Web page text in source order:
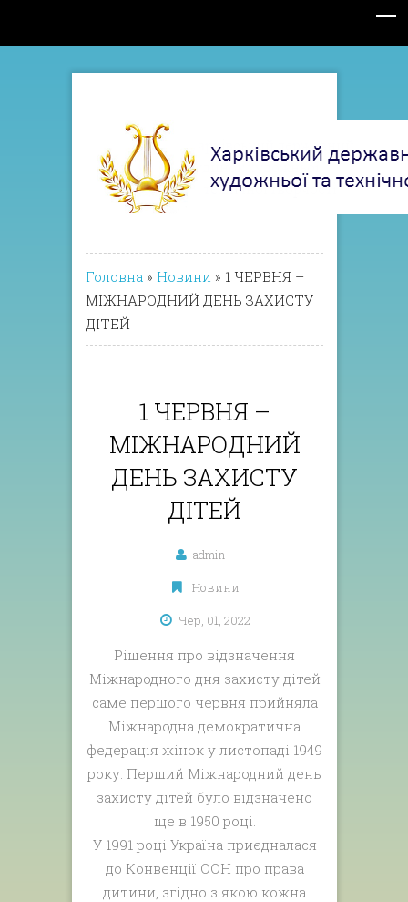
Головна » Новини » 1 ЧЕРВНЯ –
МІЖНАРОДНИЙ ДЕНЬ ЗАХИСТУ
ДІТЕЙ
1 ЧЕРВНЯ –
МІЖНАРОДНИЙ
ДЕНЬ ЗАХИСТУ
ДІТЕЙ
admin
Новини
Чер, 01, 2022
Рішення про відзначення
Міжнародного дня захисту дітей
саме першого червня прийняла
Міжнародна демократична
федерація жінок у листопаді 1949
року. Перший Міжнародний день
захисту дітей було відзначено
ще в 1950 році.
У 1991 році Україна приєдналася
до Конвенції ООН про права
дитини, згідно з якою кожна